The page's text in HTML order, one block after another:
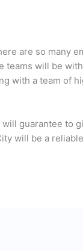
are so many
teams will be
with a team of
guarantee to
will be a